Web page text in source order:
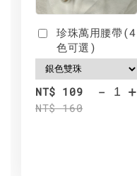
珍珠萬用腰帶(4
色可選)
NT$ 109
NT$ 160
- +